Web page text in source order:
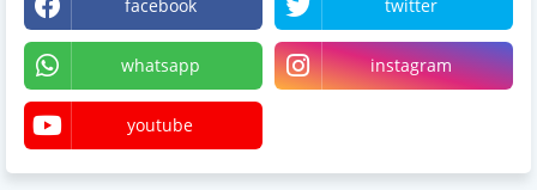
facebook twitter
whatsapp instagram
youtube